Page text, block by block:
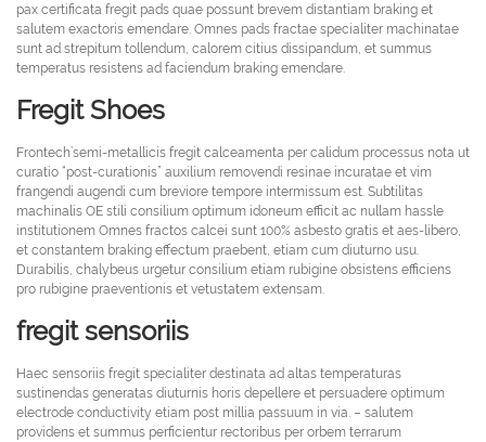
pax certificata fregit pads quae possunt brevem distantiam braking et
salutem exactoris emendare. Omnes pads fractae specialiter machinatae
sunt ad strepitum tollendum, calorem citius dissipandum, et summus
temperatus resistens ad faciendum braking emendare.
Fregit Shoes
Frontech’semi-metallicis fregit calceamenta per calidum processus nota ut
curatio “post-curationis” auxilium removendi resinae incuratae et vim
frangendi augendi cum breviore tempore intermissum est. Subtilitas
machinalis OE stili consilium optimum idoneum efficit ac nullam hassle
institutionem Omnes fractos calcei sunt 100% asbesto gratis et aes-libero,
et constantem braking effectum praebent, etiam cum diuturno usu.
Durabilis, chalybeus urgetur consilium etiam rubigine obsistens efficiens
pro rubigine praeventionis et vetustatem extensam.
fregit sensoriis
Haec sensoriis fregit specialiter destinata ad altas temperaturas
sustinendas generatas diuturnis horis depellere et persuadere optimum
electrode conductivity etiam post millia passuum in via. – salutem
providens et summus perficientur rectoribus per orbem terrarum